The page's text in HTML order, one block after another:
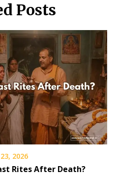
Posts
2026
Rites After Death?